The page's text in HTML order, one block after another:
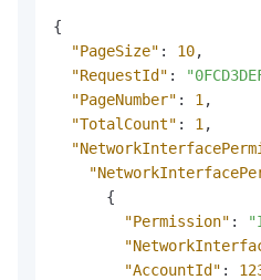
{
"PageSize" : 10,
"RequestId" :
"PageNumber" : 1 ,
"TotalCount" : 1 ,
{
"Permission" :
"AccountId" :